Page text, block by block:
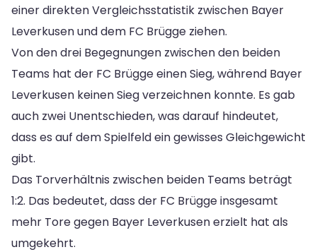
einer direkten Vergleichsstatistik zwischen Bayer
Leverkusen und dem FC Brügge ziehen.
Von den drei Begegnungen zwischen den beiden
Teams hat der FC Brügge einen Sieg, während Bayer
Leverkusen keinen Sieg verzeichnen konnte. Es gab
auch zwei Unentschieden, was darauf hindeutet,
dass es auf dem Spielfeld ein gewisses Gleichgewicht
gibt.
Das Torverhältnis zwischen beiden Teams beträgt
1:2. Das bedeutet, dass der FC Brügge insgesamt
mehr Tore gegen Bayer Leverkusen erzielt hat als
umgekehrt.